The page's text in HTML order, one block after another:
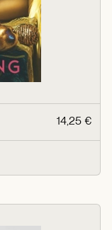
14,25 €